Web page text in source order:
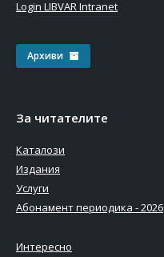
Login LIBVAR Intranet
Архиви
За читателите
Каталози
Издания
Услуги
Абонамент периодика - 2026
Интересно